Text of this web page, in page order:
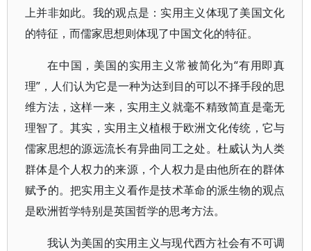
上并非如此。我的观点是：实用主义体现了美国文化
的特征，而儒家思想则体现了中国文化的特征。
在中国，美国的实用主义常被简化为“有用即真
理”，人们认为它是一种为达到目的可以不择手段的思
维方法，这样一来，实用主义就毫不精致简直是毫无
理智了。其实，实用主义植根于欧洲文化传统，它与
儒家思想的源远流长有异曲同工之处。杜威认为人类
群体是个人权力的来源，个人权力是由他所在的群体
赋予的。把实用主义看作是技术革命的派生物的观点
是欧洲哲学特别是英国哲学的思考方法。
我认为美国的实用主义与现代西方社会有不可调